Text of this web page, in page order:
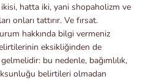
hatta iki, yani shopaholizm ve
onları tattırır. Ve fırsat.
hakkında bilgi vermeniz
eksikliğinden de
bu nedenle, bağımlılık,
belirtileri olmadan